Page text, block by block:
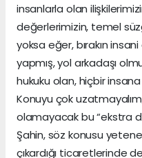
insanlarla olan
değerlerimizin, temel
yoksa eğer, bırakın
yapmış, yol arkadaşı
hukuku olan, hiçbir insana
Konuyu çok
olamayacak bu “ekstra
Şahin, söz konusu
çıkardığı ticaretlerinde